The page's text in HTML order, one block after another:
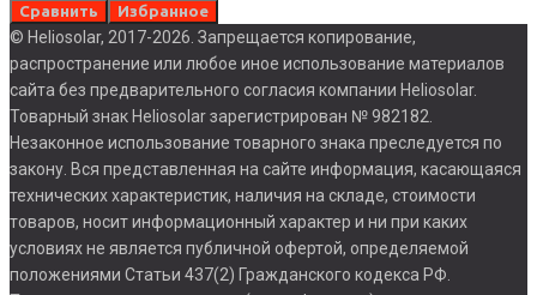
Сравнить Избранное
© Heliosolar, 2017-2026. Запрещается копирование,
распространение или любое иное использование материалов
сайта без предварительного согласия компании Heliosolar.
Товарный знак Heliosolar зарегистрирован № 982182.
Незаконное использование товарного знака преследуется по
закону. Вся представленная на сайте информация, касающаяся
технических характеристик, наличия на складе, стоимости
товаров, носит информационный характер и ни при каких
условиях не является публичной офертой, определяемой
положениями Статьи 437(2) Гражданского кодекса РФ.